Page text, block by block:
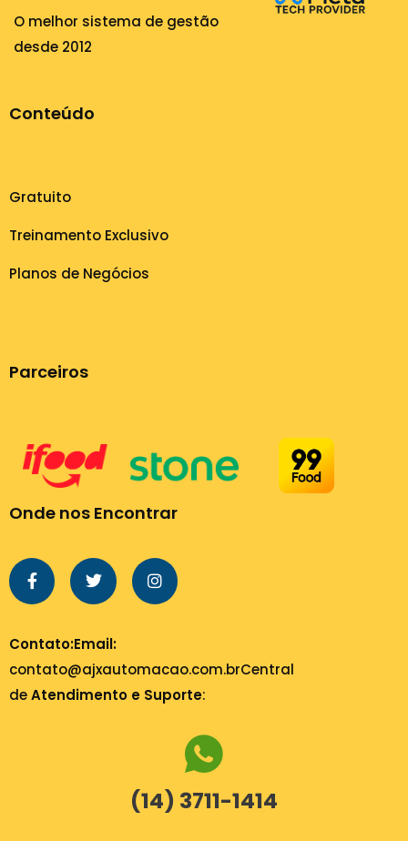
O melhor sistema de gestão
desde 2012
Conteúdo
Gratuito
Treinamento Exclusivo
Planos de Negócios
Parceiros
Onde nos Encontrar
Contato:Email:
contato@ajxautomacao.com.brCentral
deAtendimento e Suporte:
(14) 3711-1414